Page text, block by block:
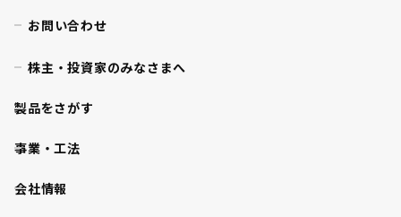
お問い合わせ
株主・投資家のみなさまへ
製品をさがす
事業・工法
会社情報